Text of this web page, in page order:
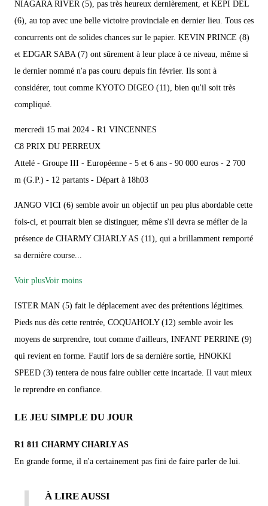
NIAGARA RIVER (5), pas très heureux dernièrement, et KEPI DEL
(6), au top avec une belle victoire provinciale en dernier lieu. Tous ces
concurrents ont de solides chances sur le papier. KEVIN PRINCE (8)
et EDGAR SABA (7) ont sûrement à leur place à ce niveau, même si
le dernier nommé n'a pas couru depuis fin février. Ils sont à
considérer, tout comme KYOTO DIGEO (11), bien qu'il soit très
compliqué.
mercredi 15 mai 2024 - R1 VINCENNES
C8 PRIX DU PERREUX
Attelé - Groupe III - Européenne - 5 et 6 ans - 90 000 euros - 2 700
m (G.P.) - 12 partants - Départ à 18h03
JANGO VICI (6) semble avoir un objectif un peu plus abordable cette
fois-ci, et pourrait bien se distinguer, même s'il devra se méfier de la
présence de CHARMY CHARLY AS (11), qui a brillamment remporté
sa dernière course...
Voir plusVoir moins
ISTER MAN (5) fait le déplacement avec des prétentions légitimes.
Pieds nus dès cette rentrée, COQUAHOLY (12) semble avoir les
moyens de surprendre, tout comme d'ailleurs, INFANT PERRINE (9)
qui revient en forme. Fautif lors de sa dernière sortie, HNOKKI
SPEED (3) tentera de nous faire oublier cette incartade. Il vaut mieux
le reprendre en confiance.
LE JEU SIMPLE DU JOUR
R1 811 CHARMY CHARLY AS
En grande forme, il n'a certainement pas fini de faire parler de lui.
À LIRE AUSSI